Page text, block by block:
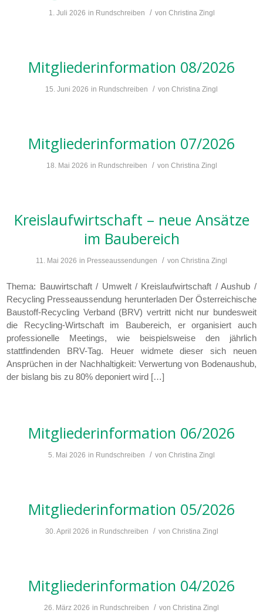
1. Juli 2026 in Rundschreiben / von Christina Zingl
Mitgliederinformation 08/2026
15. Juni 2026 in Rundschreiben / von Christina Zingl
Mitgliederinformation 07/2026
18. Mai 2026 in Rundschreiben / von Christina Zingl
Kreislaufwirtschaft – neue Ansätze
im Baubereich
11. Mai 2026 in Presseaussendungen / von Christina Zingl
Thema: Bauwirtschaft / Umwelt / Kreislaufwirtschaft / Aushub /
Recycling Presseaussendung herunterladen Der Österreichische
Baustoff-Recycling Verband (BRV) vertritt nicht nur bundesweit
die Recycling-Wirtschaft im Baubereich, er organisiert auch
professionelle Meetings, wie beispielsweise den jährlich
stattfindenden BRV-Tag. Heuer widmete dieser sich neuen
Ansprüchen in der Nachhaltigkeit: Verwertung von Bodenaushub,
der bislang bis zu 80% deponiert wird […]
Mitgliederinformation 06/2026
5. Mai 2026 in Rundschreiben / von Christina Zingl
Mitgliederinformation 05/2026
30. April 2026 in Rundschreiben / von Christina Zingl
Mitgliederinformation 04/2026
26. März 2026 in Rundschreiben / von Christina Zingl